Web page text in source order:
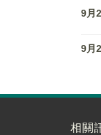
9月
9月
相關